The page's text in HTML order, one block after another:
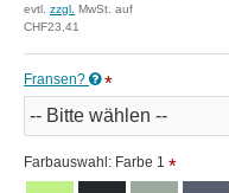
evtl. zzgl. MwSt. auf
CHF23,41
Fransen?
Farbauswahl: Farbe 1